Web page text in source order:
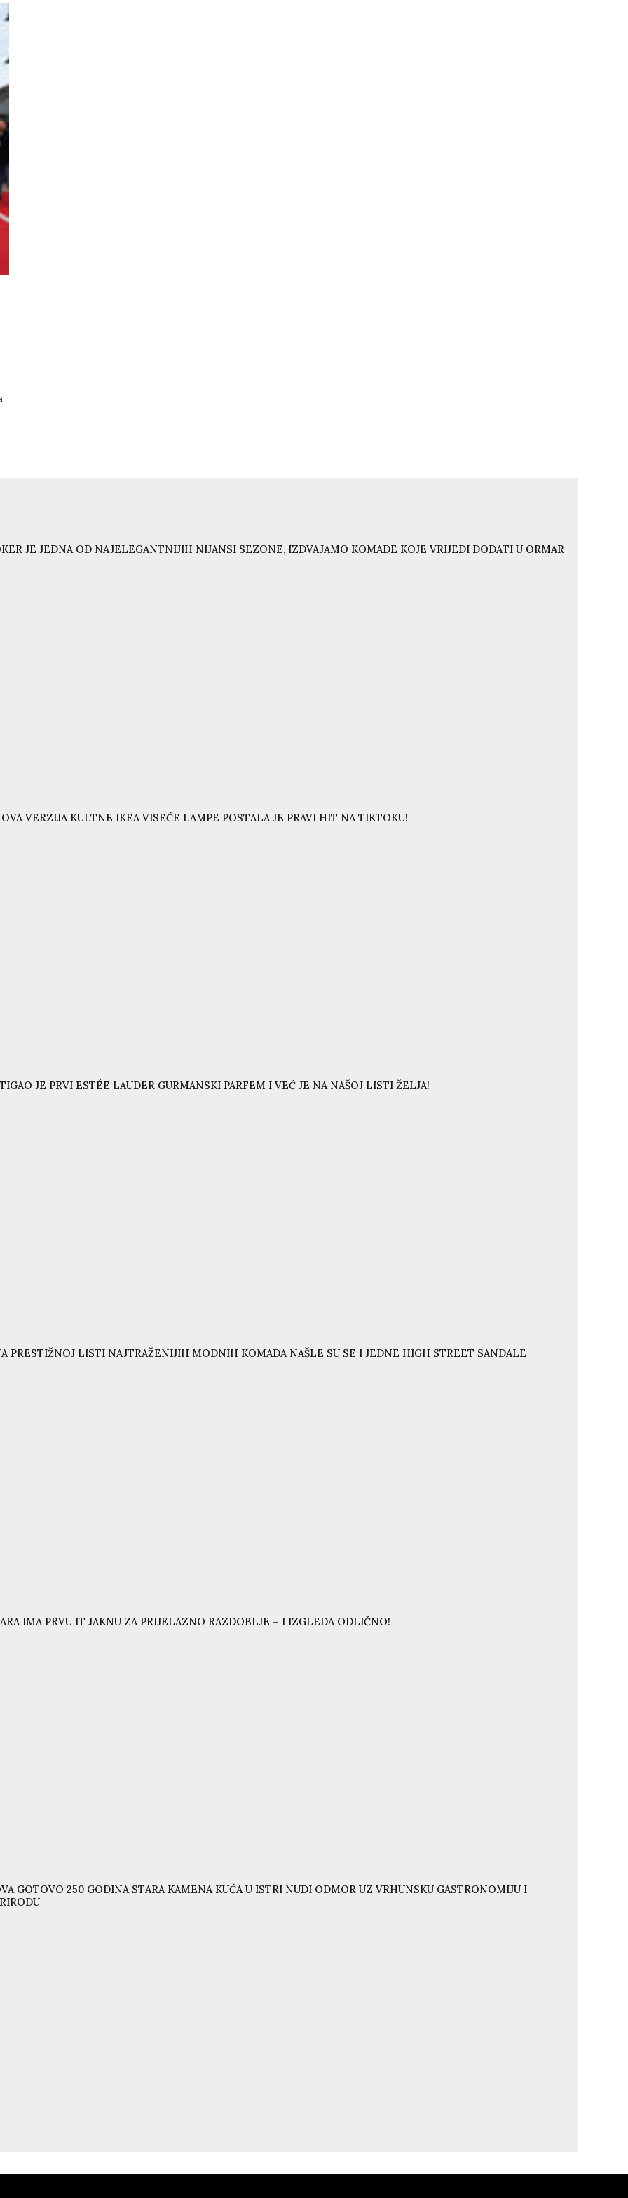
JE JEDNA OD NAJELEGANTNIJIH NIJANSI SEZONE, IZDVAJAMO KOMADE KOJE VRIJEDI DODATI U ORMAR
VERZIJA KULTNE IKEA VISEĆE LAMPE POSTALA JE PRAVI HIT NA TIKTOKU!
JE PRVI ESTÉE LAUDER GURMANSKI PARFEM I VEĆ JE NA NAŠOJ LISTI ŽELJA!
PRESTIŽNOJ LISTI NAJTRAŽENIJIH MODNIH KOMADA NAŠLE SU SE I JEDNE HIGH STREET SANDALE
IMA PRVU IT JAKNU ZA PRIJELAZNO RAZDOBLJE – I IZGLEDA ODLIČNO!
GOTOVO 250 GODINA STARA KAMENA KUĆA U ISTRI NUDI ODMOR UZ VRHUNSKU GASTRONOMIJU I